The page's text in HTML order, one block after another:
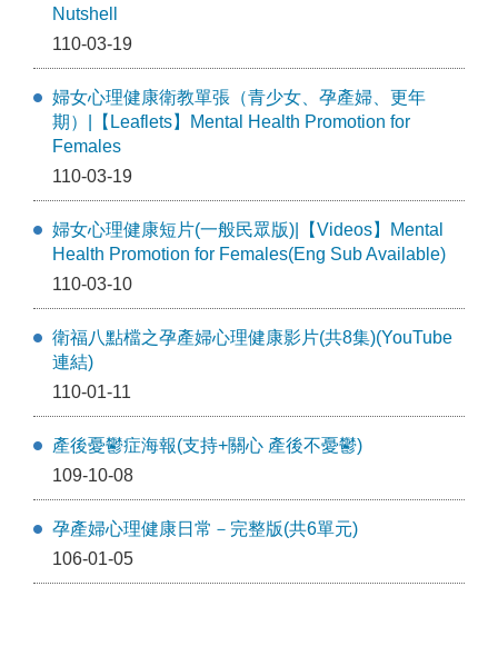
Nutshell
110-03-19
婦女心理健康衛教單張（青少女、孕產婦、更年
期）|【Leaflets】Mental Health Promotion for
Females
110-03-19
婦女心理健康短片(一般民眾版)|【Videos】Mental
Health Promotion for Females(Eng Sub Available)
110-03-10
衛福八點檔之孕產婦心理健康影片(共8集)(YouTube
連結)
110-01-11
產後憂鬱症海報(支持+關心 產後不憂鬱)
109-10-08
孕產婦心理健康日常－完整版(共6單元)
106-01-05